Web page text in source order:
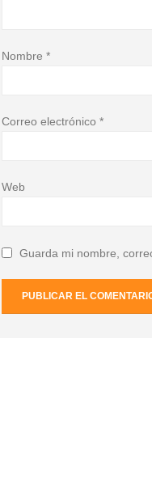
Nombre *
Correo electrónico *
Web
Guarda mi nombre,